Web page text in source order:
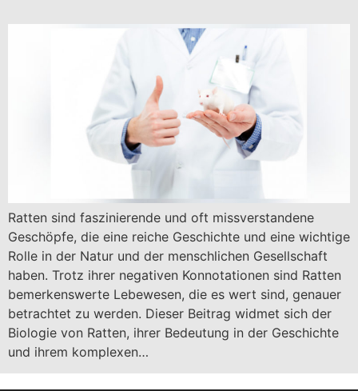
Ratten sind faszinierende und oft missverstandene
Geschöpfe, die eine reiche Geschichte und eine wichtige
Rolle in der Natur und der menschlichen Gesellschaft
haben. Trotz ihrer negativen Konnotationen sind Ratten
bemerkenswerte Lebewesen, die es wert sind, genauer
betrachtet zu werden. Dieser Beitrag widmet sich der
Biologie von Ratten, ihrer Bedeutung in der Geschichte
und ihrem komplexen…